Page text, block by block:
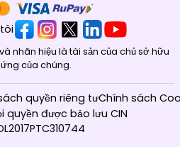
nhãn hiệu là tài sản của chủ sở hữu
của chúng.
quyền được bảo lưu CIN
quyền riêng tưChính sách